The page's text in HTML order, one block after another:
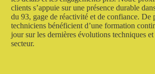
clients s’appuie sur une présence durable
du 93, gage de réactivité et de confiance. De
techniciens bénéficient d’une formation
jour sur les dernières évolutions techniques
secteur.